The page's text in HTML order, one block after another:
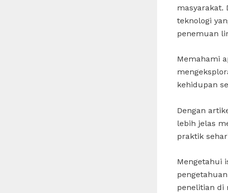
masyarakat.
teknologi
penemuan
Memahami
kehidupan
Dengan
lebih jelas
praktik
Mengetahui
penelitian di